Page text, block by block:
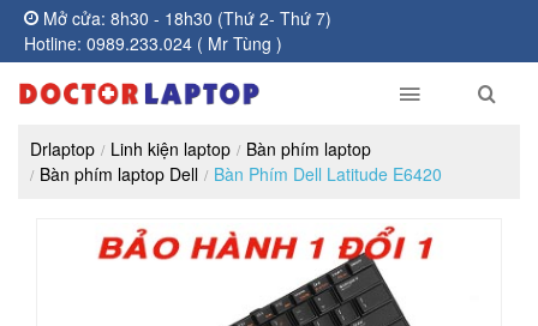
Mở cửa: 8h30 - 18h30 (Thứ 2- Thứ 7)
Hotline: 0989.233.024 ( Mr Tùng )
Drlaptop Linh kiện laptop
Bàn phím laptop
Bàn phím laptop Dell
Bàn Phím Dell Latitude E6420